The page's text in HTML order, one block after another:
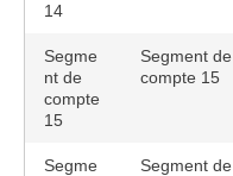
14
Segme
nt de
compte
15
Segment de
compte 15
Segme
Segment de